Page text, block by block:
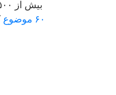
بیش از ۲۵۰۰ کلمه و عبارت، در
۶۰ موضوع